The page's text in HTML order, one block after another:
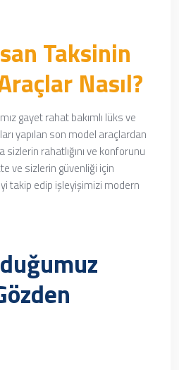
Taksinin
Nasıl?
gayet rahatbakımlı lüks ve
yapılan son model araçlardan
rahatlığını ve konforunu
ve sizlerin güvenliği için
takip edip işleyişimizi modern